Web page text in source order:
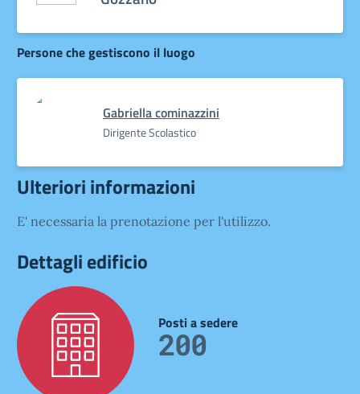
Persone che gestiscono il luogo
Gabriella cominazzini
Dirigente Scolastico
Ulteriori informazioni
E' necessaria la prenotazione per l'utilizzo.
Dettagli edificio
Posti a sedere
200